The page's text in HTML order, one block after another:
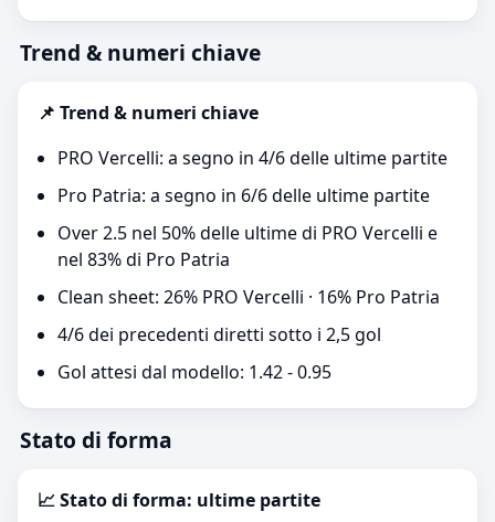
Trend & numeri chiave
📌 Trend & numeri chiave
PRO Vercelli: a segno in 4/6 delle ultime partite
Pro Patria: a segno in 6/6 delle ultime partite
Over 2.5 nel 50% delle ultime di PRO Vercelli e
nel 83% di Pro Patria
Clean sheet: 26% PRO Vercelli · 16% Pro Patria
4/6 dei precedenti diretti sotto i 2,5 gol
Gol attesi dal modello: 1.42 - 0.95
Stato di forma
📈 Stato di forma: ultime partite